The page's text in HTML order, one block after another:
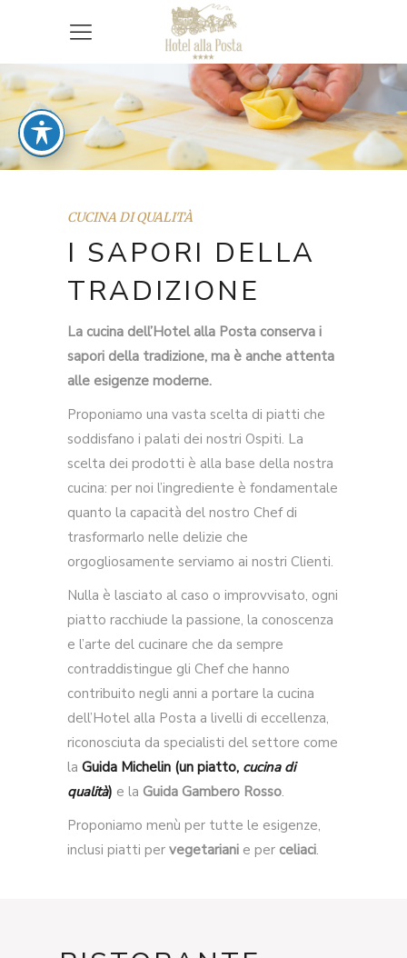
CUCINA DI QUALITÀ
I SAPORI DELLA
TRADIZIONE
La cucina dell’Hotel alla Posta conserva i
sapori della tradizione, ma è anche attenta
alle esigenze moderne.
Proponiamo una vasta scelta di piatti che
soddisfano i palati dei nostri Ospiti. La
scelta dei prodotti è alla base della nostra
cucina: per noi l’ingrediente è fondamentale
quanto la capacità del nostro Chef di
trasformarlo nelle delizie che
orgogliosamente serviamo ai nostri Clienti.
Nulla è lasciato al caso o improvvisato, ogni
piatto racchiude la passione, la conoscenza
e l’arte del cucinare che da sempre
contraddistingue gli Chef che hanno
contribuito negli anni a portare la cucina
dell’Hotel alla Posta a livelli di eccellenza,
riconosciuta da specialisti del settore come
la Guida Michelin (un piatto, cucina di
qualità) e la Guida Gambero Rosso.
Proponiamo menù per tutte le esigenze,
inclusi piatti per vegetariani e per celiaci.